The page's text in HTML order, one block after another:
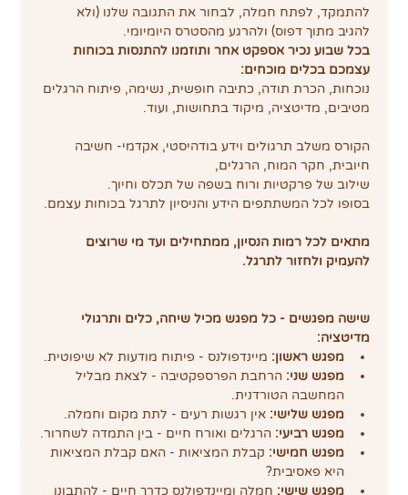
להתמקד, לפתח חמלה, לבחור את התגובה שלנו (ולא
להגיב מתוך דפוס) ולהרגע מהסטרס היומיומי.
בכל שבוע נכיר אספקט אחר ותוזמנו להתנסות בכוחות
עצמכם בכלים מוכחים:
נוכחות, הכרת תודה, כתיבה חופשית, נשימה, פיתוח הרגלים
מטיבים, מדיטציה, מיקוד בתחושות, ועוד.
הקורס משלב תרגולים וידע בודהיסטי, אקדמי- חשיבה
חיובית, חקר המוח, הרגלים,
שילוב של פרקטיות ורוח בשפה של תכלס וחיוך.
​בסופו לכל המשתתפים הידע והניסיון לתרגל בכוחות עצמם. ​
מתאים לכל רמות הנסיון, ממתחילים ועד מי שרוצים
להעמיק ולחזור לתרגל.
שישה מפגשים - כל מפגש מכיל שיחה, כלים ותרגולי
מדיטציה:
מפגש ראשון: מיינדפולנס - פיתוח מודעות לא שיפוטית.
מפגש שני: הרחבת הפרספקטיבה - לצאת מבליל
המחשבה הטורדנית.
מפגש שלישי: אין רגשות רעים - לתת מקום וחמלה.
מפגש רביעי: הרגלים ואורח חיים - בין התמדה לשחרור.
מפגש חמישי: קבלת המציאות - האם קבלת המציאות
היא פאסיבית?
מפגש שישי: חמלה ומיינדפולנס כדרך חיים - להתבונן